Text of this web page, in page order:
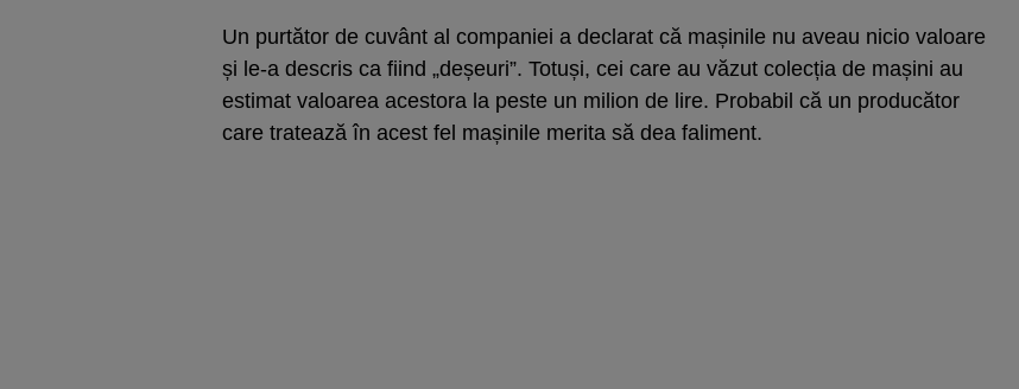
Un purtător de cuvânt al companiei a declarat că mașinile nu aveau nicio valoare
și le-a descris ca fiind „deșeuri”. Totuși, cei care au văzut colecția de mașini au
estimat valoarea acestora la peste un milion de lire. Probabil că un producător
care tratează în acest fel mașinile merita să dea faliment.